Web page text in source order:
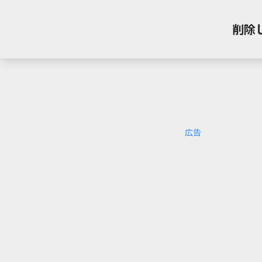
削除
広告